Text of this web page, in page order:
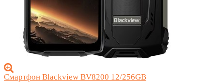
Смартфон Blackview BV8200 12/256GB